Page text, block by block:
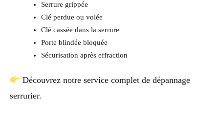
Serrure grippée
Clé perdue ou volée
Clé cassée dans la serrure
Porte blindée bloquée
Sécurisation après effraction
Découvrez notre service complet de dépannage
serrurier.